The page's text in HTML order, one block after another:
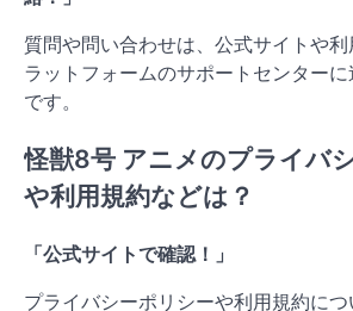
質問や問い合わせは、公式サイトや
ラットフォームのサポートセンター
です。
怪獣8号 アニメのプライバ
や利用規約などは？
「公式サイトで確認！」
プライバシーポリシーや利用規約に